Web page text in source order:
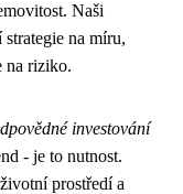
Naši
na míru,
na riziko.
investování
- je to nutnost.
prostředí a